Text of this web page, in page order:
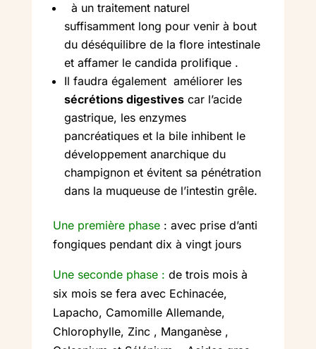
à un traitement naturel
suffisamment long pour venir à bout
du déséquilibre de la flore intestinale
et affamer le candida prolifique .
Il faudra également améliorer les
sécrétions digestivescar l’acide
gastrique, les enzymes
pancréatiques et la bile inhibent le
développement anarchique du
champignon et évitent sa pénétration
dans la muqueuse de l’intestin grêle.
Une première phase: avec prise d’anti
fongiques pendant dix à vingt jours
Une seconde phase : de trois mois à
six mois se fera avec Echinacée,
Lapacho, Camomille Allemande,
Chlorophylle, Zinc , Manganèse ,